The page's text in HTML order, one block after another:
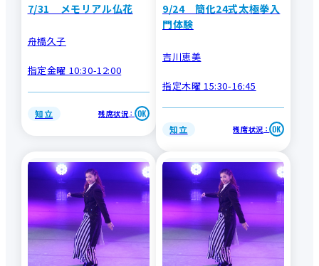
7/31 メモリアル仏花
舟橋久子
指定金曜 10:30-12:00
知立 残席状況 ：
9/24 簡化24式太極拳入
門体験
吉川恵美
指定木曜 15:30-16:45
知立 残席状況 ：